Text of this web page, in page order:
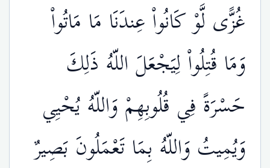
غُزًّى لَّوْ كَانُواْ عِندَنَا مَا مَاتُواْ
وَمَا قُتِلُواْ لِيَجْعَلَ اللّهُ ذَلِكَ
حَسْرَةً فِي قُلُوبِهِمْ وَاللّهُ يُحْيِي
وَيُمِيتُ وَاللّهُ بِمَا تَعْمَلُونَ بَصِيرٌ